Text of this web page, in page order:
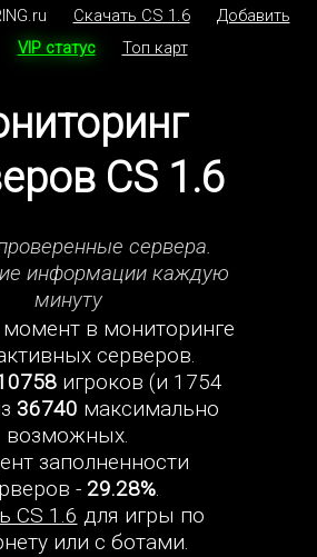
Скачать CS 1.6
Добавить
VIP статус Топ карт
CS 1.6
сервера.
информации каждую
минуту
в мониторинге
серверов.
игроков (и 1754
36740 максимально
возможных.
заполненности
- 29.28%.
CS 1.6 для игры по
или с ботами.